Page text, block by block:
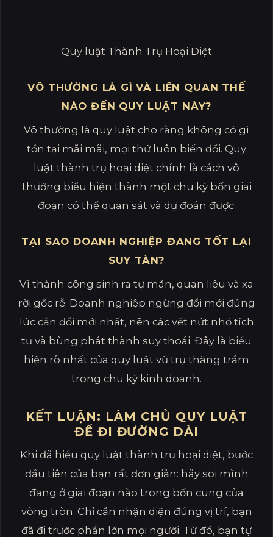
Quy luật Thành Trụ Hoại Diệt
VÔ THƯỜNG LÀ GÌ VÀ LIÊN QUAN THẾ
NÀO ĐẾN QUY LUẬT NÀY?
Vô thường là quy luật cho rằng không có gì
tồn tại mãi mãi, mọi thứ luôn biến đổi. Quy
luật thành trụ hoại diệt chính là cách vô
thường biểu hiện thành một chu kỳ bốn giai
đoạn có thể quan sát và dự đoán được.
TẠI SAO DOANH NGHIỆP ĐANG TỐT LẠI
SUY TÀN?
Vì thành công sinh ra tự mãn, quan liêu và xa
rời gốc rễ. Doanh nghiệp ngừng đổi mới đúng
lúc cần đổi mới nhất, nên các vết nứt nhỏ tích
tụ và bùng phát thành suy thoái. Đây là biểu
hiện rõ nhất của quy luật vũ trụ thăng trầm
trong chu kỳ kinh doanh.
KẾT LUẬN: LÀM CHỦ QUY LUẬT
ĐỂ ĐI ĐƯỜNG DÀI
Khi đã hiểu quy luật thành trụ hoại diệt, bước
đầu tiên của bạn rất đơn giản: hãy soi mình
đang ở giai đoạn nào trong bốn cung của
vòng tròn. Chỉ cần nhận diện đúng vị trí, bạn
đã đi trước phần lớn mọi người. Từ đó, bạn tự